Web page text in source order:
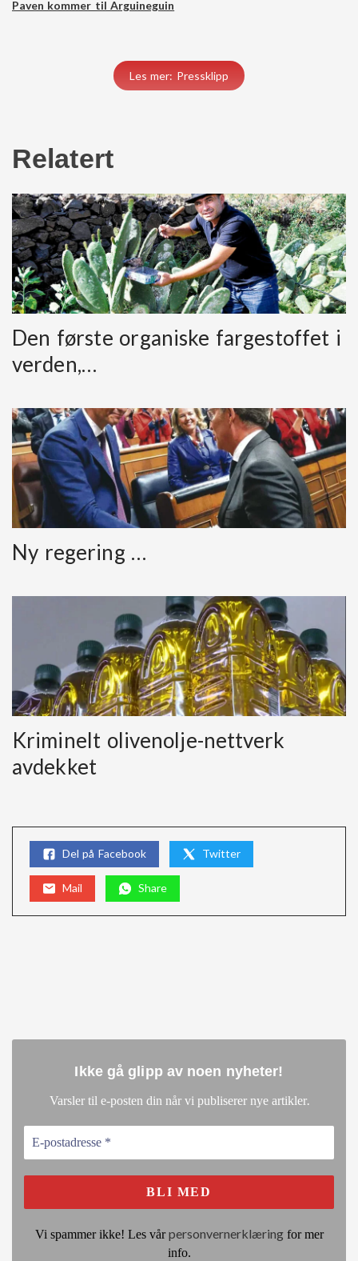
Paven kommer til Arguineguin
Les mer: Pressklipp
Relatert
Den første organiske fargestoffet i
verden,…
Ny regering …
Kriminelt olivenolje-nettverk
avdekket
Del på Facebook Twitter
Mail Share
Ikke gå glipp av noen nyheter!
Varsler til e-posten din når vi publiserer nye artikler.
Vi spammer ikke! Les vårpersonvernerklæringfor mer
info.